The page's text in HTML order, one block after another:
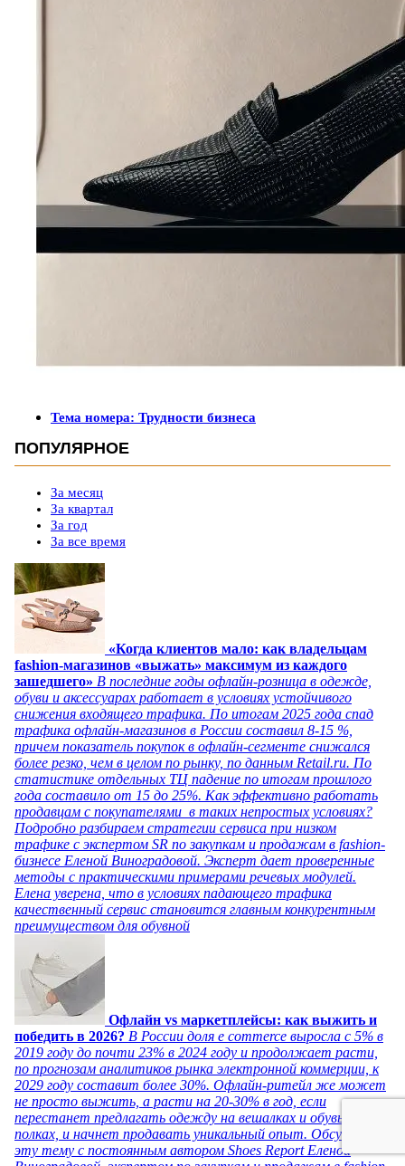
Тема номера: Трудности бизнеса
ПОПУЛЯРНОЕ
За месяц
За квартал
За год
За все время
«Когда клиентов мало: как владельцам
fashion-магазинов «выжать» максимум из каждого
зашедшего» В последние годы офлайн-розница в одежде,
обуви и аксессуарах работает в условиях устойчивого
снижения входящего трафика. По итогам 2025 года спад
трафика офлайн-магазинов в России составил 8-15 %,
причем показатель покупок в офлайн-сегменте снижался
более резко, чем в целом по рынку, по данным Retail.ru. По
статистике отдельных ТЦ падение по итогам прошлого
года составило от 15 до 25%. Как эффективно работать
продавцам с покупателями в таких непростых условиях?
Подробно разбираем стратегии сервиса при низком
трафике с экспертом SR по закупкам и продажам в fashion-
бизнесе Еленой Виноградовой. Эксперт дает проверенные
методы с практическими примерами речевых модулей.
Елена уверена, что в условиях падающего трафика
качественный сервис становится главным конкурентным
преимуществом для обувной
Офлайн vs маркетплейсы: как выжить и
победить в 2026? В России доля e commerce выросла с 5% в
2019 году до почти 23% в 2024 году и продолжает расти,
по прогнозам аналитиков рынка электронной коммерции, к
2029 году составит более 30%. Офлайн-ритейл же может
не просто выжить, а расти на 20-30% в год, если
перестанет предлагать одежду на вешалках и обувь на
полках, и начнет продавать уникальный опыт. Обсуждаем
эту тему с постоянным автором Shoes Report Еленой